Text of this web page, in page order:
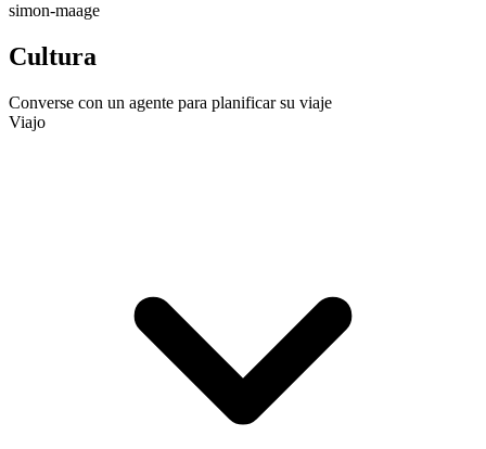
simon-maage
Cultura
Converse con un agente para planificar su viaje
Viajo